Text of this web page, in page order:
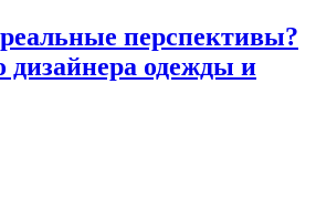
перспективы?
дизайнера одежды и